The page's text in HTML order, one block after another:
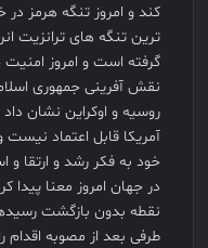
کند و امروز تنگه هرمز
ترین تنگه های ترانزیت
گرفته است و امروز
نقش آفرینی جمهوری
روسیه و اوکراین نشان
آمریکا قابل اعتماد نیست
خود به فکر رشد و ارتقا
در جهان امروز معنا پیدا
نقطه بدون بازگشت
طرفی بعد از مصوبه